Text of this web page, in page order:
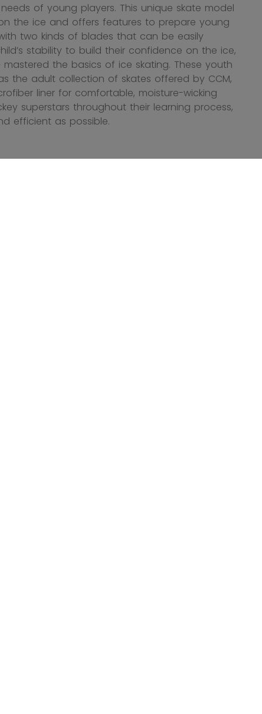
of young players. This unique skate model
the ice and offers features to prepare young
two kinds of blades that can be easily
stability to build their confidence on the ice,
the basics of ice skating. These youth
the adult collection of skates offered by CCM,
liner for comfortable, moisture-wicking
superstars throughout their learning process,
efficient as possible.